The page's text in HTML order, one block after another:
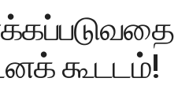
கூடடம்!